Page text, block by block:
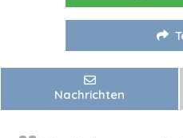
Nachrichten